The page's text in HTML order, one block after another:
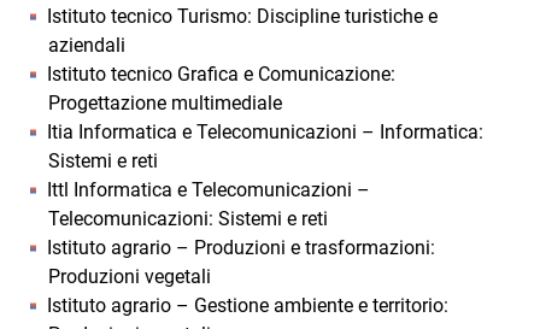
Istituto tecnico Turismo: Discipline turistiche e
aziendali
Istituto tecnico Grafica e Comunicazione:
Progettazione multimediale
Itia Informatica e Telecomunicazioni – Informatica:
Sistemi e reti
Ittl Informatica e Telecomunicazioni –
Telecomunicazioni: Sistemi e reti
Istituto agrario – Produzioni e trasformazioni:
Produzioni vegetali
Istituto agrario – Gestione ambiente e territorio: